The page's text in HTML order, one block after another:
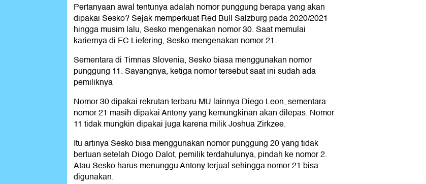
Pertanyaan awal tentunya adalah nomor punggung berapa yang akan
dipakai Sesko? Sejak memperkuat Red Bull Salzburg pada 2020/2021
hingga musim lalu, Sesko mengenakan nomor 30. Saat memulai
kariernya di FC Liefering, Sesko mengenakan nomor 21.
Sementara di Timnas Slovenia, Sesko biasa menggunakan nomor
punggung 11. Sayangnya, ketiga nomor tersebut saat ini sudah ada
pemiliknya
Nomor 30 dipakai rekrutan terbaru MU lainnya Diego Leon, sementara
nomor 21 masih dipakai Antony yang kemungkinan akan dilepas. Nomor
11 tidak mungkin dipakai juga karena milik Joshua Zirkzee.
Itu artinya Sesko bisa menggunakan nomor punggung 20 yang tidak
bertuan setelah Diogo Dalot, pemilik terdahulunya, pindah ke nomor 2.
Atau Sesko harus menunggu Antony terjual sehingga nomor 21 bisa
digunakan.